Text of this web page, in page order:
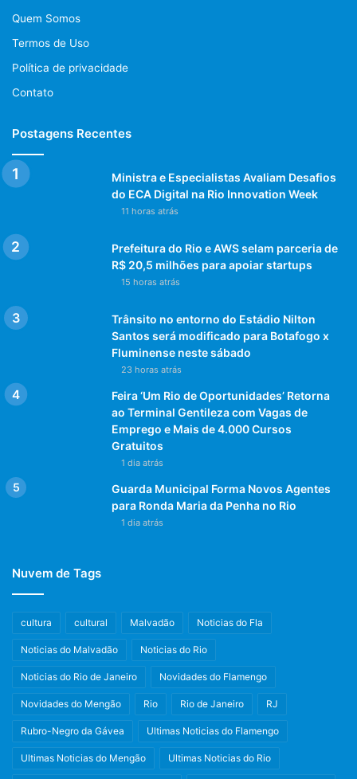
Quem Somos
Termos de Uso
Política de privacidade
Contato
Postagens Recentes
Ministra e Especialistas Avaliam Desafios
do ECA Digital na Rio Innovation Week
11 horas atrás
Prefeitura do Rio e AWS selam parceria de
R$ 20,5 milhões para apoiar startups
15 horas atrás
Trânsito no entorno do Estádio Nilton
Santos será modificado para Botafogo x
Fluminense neste sábado
23 horas atrás
Feira ‘Um Rio de Oportunidades’ Retorna
ao Terminal Gentileza com Vagas de
Emprego e Mais de 4.000 Cursos
Gratuitos
1 dia atrás
Guarda Municipal Forma Novos Agentes
para Ronda Maria da Penha no Rio
1 dia atrás
Nuvem de Tags
cultura cultural Malvadão Noticias do Fla
Noticias do Malvadão Noticias do Rio
Noticias do Rio de Janeiro Novidades do Flamengo
Novidades do Mengão Rio Rio de Janeiro RJ
Rubro-Negro da Gávea Ultimas Noticias do Flamengo
Ultimas Noticias do Mengão Ultimas Noticias do Rio